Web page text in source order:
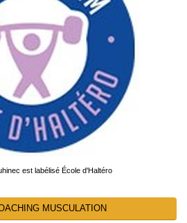
est labélisé École d'Haltéro
MUSCULATION